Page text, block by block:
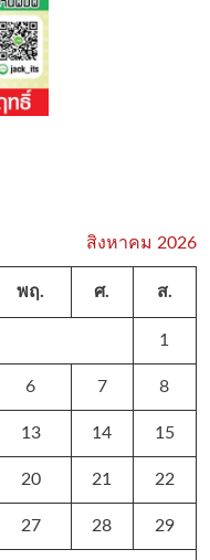
สิงหาคม 2026
พฤ. ศ. ส.
1
6 7 8
13 14 15
20 21 22
27 28 29